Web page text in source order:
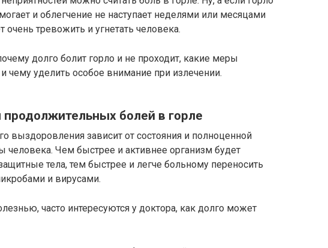
и облегчение не наступает неделями или месяцами
очень тревожить и угнетать человека.
долго болит горло и не проходит, какие меры
чему уделить особое внимание при излечении.
болей в горле
выздоровления зависит от состояния и полноценной
человека. Чем быстрее и активнее организм будет
тела, тем быстрее и легче больному переносить
и вирусами.
часто интересуются у доктора, как долго может